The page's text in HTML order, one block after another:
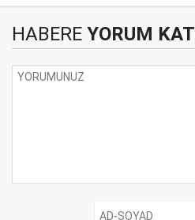
HABERE YORUM KAT